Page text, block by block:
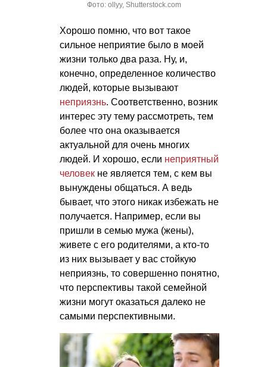
Фото: ollyy, Shutterstock.com
Хорошо помню, что вот такое
сильное неприятие было в моей
жизни только два раза. Ну, и,
конечно, определенное количество
людей, которые вызывают
неприязнь. Соответственно, возник
интерес эту тему рассмотреть, тем
более что она оказывается
актуальной для очень многих
людей. И хорошо, если неприятный
человек не является тем, с кем вы
вынуждены общаться. А ведь
бывает, что этого никак избежать не
получается. Например, если вы
пришли в семью мужа (жены),
живете с его родителями, а кто-то
из них вызывает у вас стойкую
неприязнь, то совершенно понятно,
что перспективы такой семейной
жизни могут оказаться далеко не
самыми перспективными.